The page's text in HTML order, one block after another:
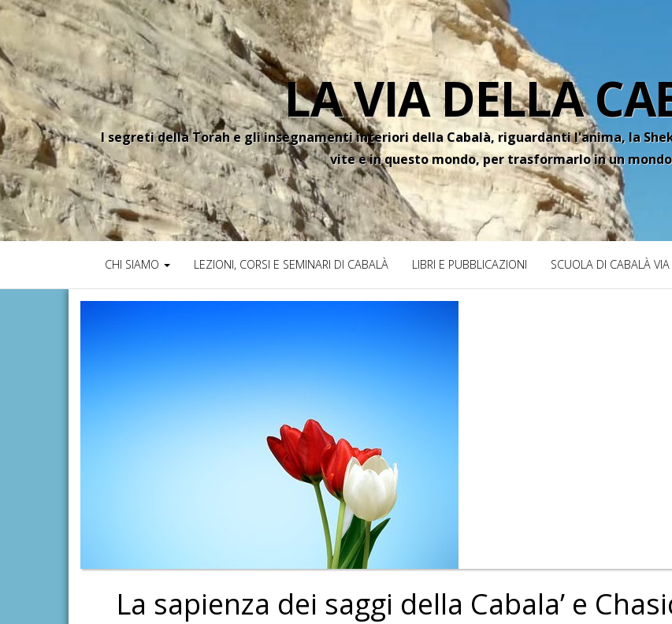
LA VIA DELLA
I segreti della Torah e gli insegnamenti interiori della Cabalà, riguardanti l'anima, la
vite e in questo mondo, per trasformarlo in un
CHI SIAMO LEZIONI, CORSI E SEMINARI DI CABALÀ LIBRI E PUBBLICAZIONI SCUOLA DI CABALÀ
La sapienza dei saggi della Cabala’ e